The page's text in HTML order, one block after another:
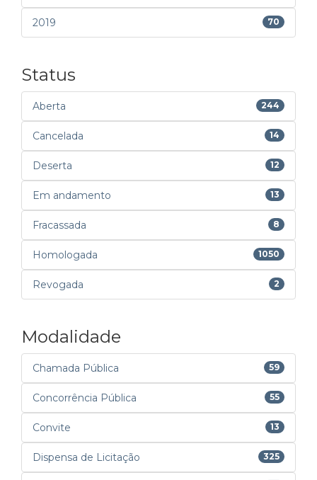
2019 70
Status
Aberta 244
Cancelada 14
Deserta 12
Em andamento 13
Fracassada 8
Homologada 1050
Revogada 2
Modalidade
Chamada Pública 59
Concorrência Pública 55
Convite 13
Dispensa de Licitação 325